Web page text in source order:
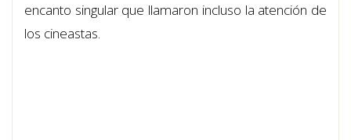
encanto singular que llamaron incluso la atención de
los cineastas.